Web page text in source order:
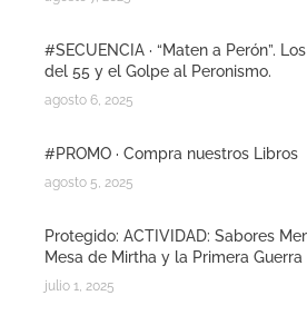
#SECUENCIA · “Maten a Perón”.
del 55 y el Golpe al Peronismo.
agosto 6, 2025
#PROMO · Compra nuestros Libros
agosto 5, 2025
Protegido: ACTIVIDAD: Sabores
Mesa de Mirtha y la Primera
julio 1, 2025